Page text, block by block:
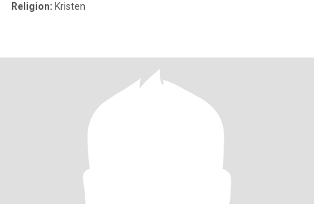
Religion: Kristen